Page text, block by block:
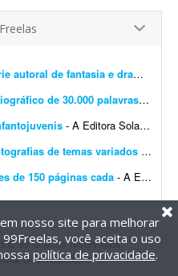
Escrita do segundo livro de série autoral de fantasia e drama
Escrita com IA para livro autobiográfico de 30.000 palavras
- A
- A Editora Solano busca um profissional especializado em Inteligência Artificial e escrita criativa para desenvolver 10 livros completos, com aproximadamente 10 mil palavras cada, utilizando f...
de temas variados
de 150 páginas cada - A Editora Solano busca um profissional especializado em Inteligência Artificial e escrita criativa para desenvolver 10 romances completos, com aproximadamente 150 páginas cada, utiliza...
os direitos reservados.
de privacidade
nosso site para melhorar
você aceita o uso
política de privacidade.